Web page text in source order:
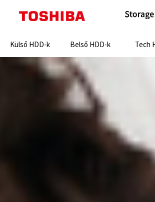
Külső HDD-k Belső HDD-k Tech
Search: